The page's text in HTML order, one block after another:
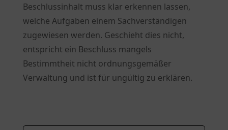
Beschlussinhalt muss klar erkennen lassen,
welche Aufgaben einem Sachverständigen
zugewiesen werden. Geschieht dies nicht,
entspricht ein Beschluss mangels
Bestimmtheit nicht ordnungsgemäßer
Verwaltung und ist für ungültig zu erklären.